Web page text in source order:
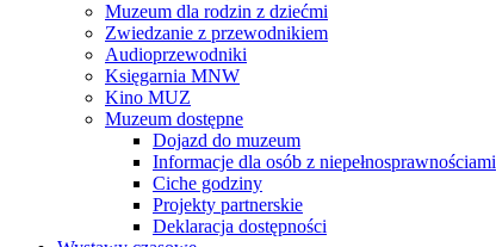
Muzeum dla rodzin z dziećmi
Zwiedzanie z przewodnikiem
Audioprzewodniki
Księgarnia MNW
Kino MUZ
Muzeum dostępne
Dojazd do muzeum
Informacje dla osób z niepełnosprawnościami
Ciche godziny
Projekty partnerskie
Deklaracja dostępności